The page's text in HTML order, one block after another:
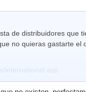
de distribuidores que
no quieras gastarte
international.asp